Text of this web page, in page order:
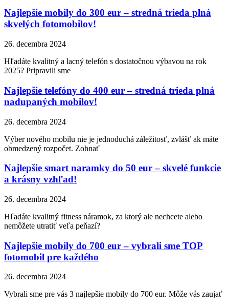
Najlepšie mobily do 300 eur – stredná trieda plná
skvelých fotomobilov!
26. decembra 2024
Hľadáte kvalitný a lacný telefón s dostatočnou výbavou na rok
2025? Pripravili sme
Najlepšie telefóny do 400 eur – stredná trieda plná
nadupaných mobilov!
26. decembra 2024
Výber nového mobilu nie je jednoduchá záležitosť, zvlášť ak máte
obmedzený rozpočet. Zohnať
Najlepšie smart naramky do 50 eur – skvelé funkcie
a krásny vzhľad!
26. decembra 2024
Hľadáte kvalitný fitness náramok, za ktorý ale nechcete alebo
nemôžete utratiť veľa peňazí?
Najlepšie mobily do 700 eur – vybrali sme TOP
fotomobil pre každého
26. decembra 2024
Vybrali sme pre vás 3 najlepšie mobily do 700 eur. Môže vás zaujať